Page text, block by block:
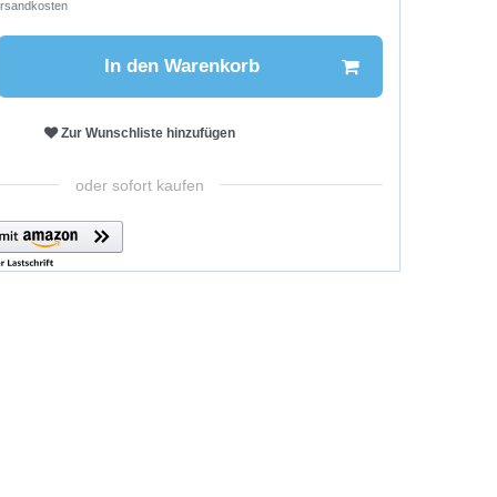
In den Warenkorb
Zur Wunschliste hinzufügen
oder sofort kaufen